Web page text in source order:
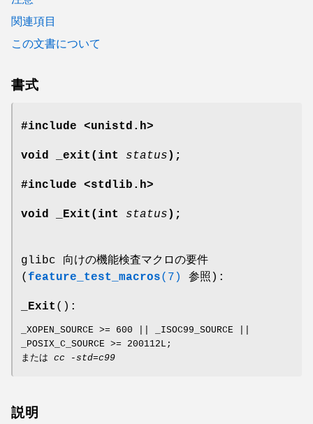
関連項目
この文書について
書式
#include <unistd.h>
void _exit(int status );
#include <stdlib.h>
void _Exit(int status );
glibc 向けの機能検査マクロの要件
( feature_test_macros(7) 参照):
_Exit ():
_XOPEN_SOURCE >= 600 || _ISOC99_SOURCE ||
_POSIX_C_SOURCE >= 200112L;
または cc -std=c99
説明